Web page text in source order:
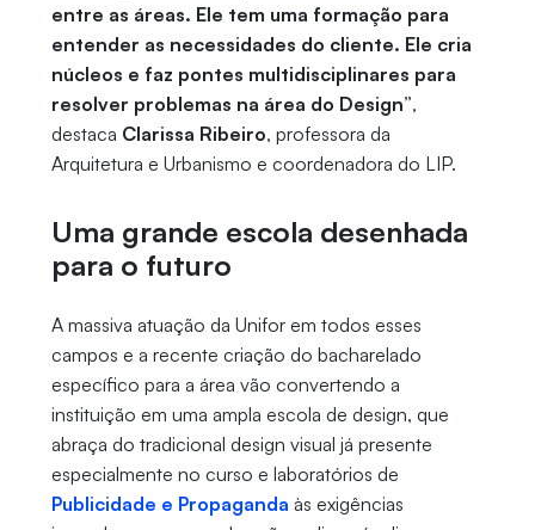
entre as áreas. Ele tem uma formação para
entender as necessidades do cliente. Ele cria
núcleos e faz pontes multidisciplinares para
resolver problemas na área do Design”,
destaca Clarissa Ribeiro, professora da
Arquitetura e Urbanismo e coordenadora do LIP.
Uma grande escola desenhada
para o futuro
A massiva atuação da Unifor em todos esses
campos e a recente criação do bacharelado
específico para a área vão convertendo a
instituição em uma ampla escola de design, que
abraça do tradicional design visual já presente
especialmente no curso e laboratórios de
Publicidade e Propaganda às exigências